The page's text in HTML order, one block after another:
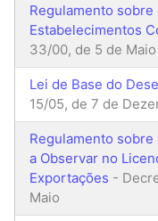
Regulamento
Estabelecimentos
33/00, de 5 de Maio
Lei de Base do
15/05, de 7 de
Regulamento
a Observar no
Exportações -
Maio